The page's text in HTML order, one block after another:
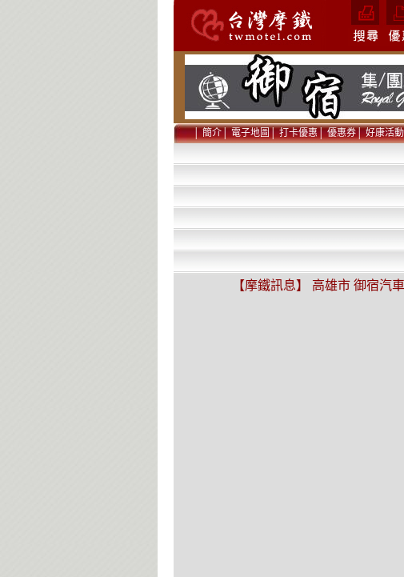
│簡介│電子地圖│打卡優惠│優惠券│好康活動
【摩鐵訊息】 高雄市 御宿汽